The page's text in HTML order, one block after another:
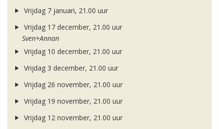
Vrijdag 7 januari, 21.00 uur
Vrijdag 17 december, 21.00 uur
Sven+Annan
Vrijdag 10 december, 21.00 uur
Vrijdag 3 december, 21.00 uur
Vrijdag 26 november, 21.00 uur
Vrijdag 19 november, 21.00 uur
Vrijdag 12 november, 21.00 uur